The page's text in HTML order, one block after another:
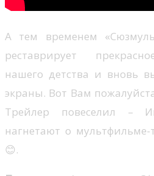
А тем временем
реставрирует
нашего детства и вновь
экраны. Вот Вам
Трейлер повеселил –
нагнетают о
😊.